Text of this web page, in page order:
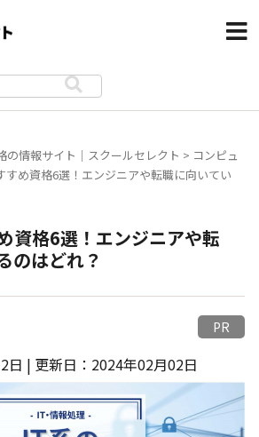
の情報サイト｜スクールセレクト > コンピュ
すめ資格6選！エンジニアや転職に向いてい
資格6選！エンジニアや転
のはどれ？
PR
日 | 更新日：2024年02月02日